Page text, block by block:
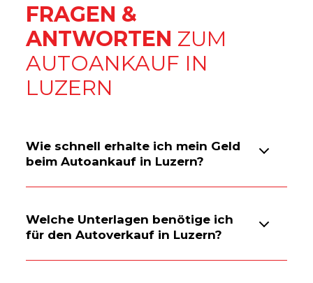
FRAGEN &
ANTWORTEN ZUM
AUTOANKAUF IN
LUZERN
Wie schnell erhalte ich mein Geld
beim Autoankauf in Luzern?
Welche Unterlagen benötige ich
für den Autoverkauf in Luzern?